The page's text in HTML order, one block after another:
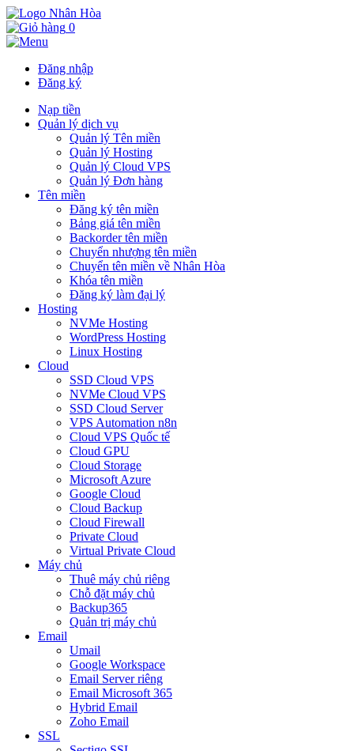
0
Đăng nhập
Đăng ký
Nạp tiền
Quản lý dịch vụ
Quản lý Tên miền
Quản lý Hosting
Quản lý Cloud VPS
Quản lý Đơn hàng
Tên miền
Đăng ký tên miền
Bảng giá tên miền
Backorder tên miền
Chuyển nhượng tên miền
Chuyển tên miền về Nhân Hòa
Khóa tên miền
Đăng ký làm đại lý
Hosting
NVMe Hosting
WordPress Hosting
Linux Hosting
Cloud
SSD Cloud VPS
NVMe Cloud VPS
SSD Cloud Server
VPS Automation n8n
Cloud VPS Quốc tế
Cloud GPU
Cloud Storage
Microsoft Azure
Google Cloud
Cloud Backup
Cloud Firewall
Private Cloud
Virtual Private Cloud
Máy chủ
Thuê máy chủ riêng
Chỗ đặt máy chủ
Backup365
Quản trị máy chủ
Email
Umail
Google Workspace
Email Server riêng
Email Microsoft 365
Hybrid Email
Zoho Email
SSL